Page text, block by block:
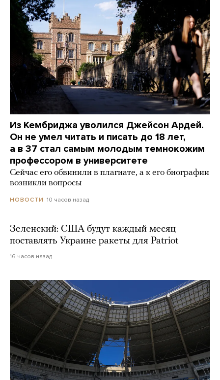
Из Кембриджа уволился Джейсон Ардей.
Он не умел читать и писать до 18 лет,
а в 37 стал самым молодым темнокожим
профессором в университете
Сейчас его обвинили в плагиате, а к его биографии
возникли вопросы
НОВОСТИ 10 часов назад
Зеленский: США будут каждый месяц
поставлять Украине ракеты для Patriot
16 часов назад